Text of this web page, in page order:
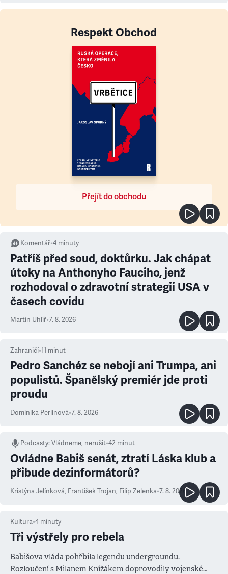
Respekt Obchod
Přejít do obchodu
Komentář•4 minuty
Patříš před soud, doktůrku. Jak chápat
útoky na Anthonyho Fauciho, jenž
rozhodoval o zdravotní strategii USA v
časech covidu
Martin Uhlíř•7. 8. 2026
Zahraničí•11 minut
Pedro Sanchéz se nebojí ani Trumpa, ani
populistů. Španělský premiér jde proti
proudu
Dominika Perlínová•7. 8. 2026
Podcasty:Vládneme, nerušit•42 minut
Ovládne Babiš senát, ztratí Láska klub a
přibude dezinformátorů?
Kristýna Jelínková, František Trojan, Filip Zelenka•7. 8. 2026
Kultura•4 minuty
Tři výstřely pro rebela
Babišova vláda pohřbila legendu undergroundu.
Rozloučení s Milanem Knížákem doprovodily vojenské